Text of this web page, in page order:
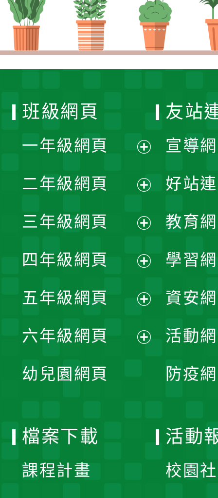
班級網頁
一年級網頁
開
選
單
二年級網頁
開
選
單
三年級網頁
開
選
單
四年級網頁
開
選
五年級網頁
開
六年級網頁
幼兒園網頁
友站
宣導
好站
教育
學習
資安
活動
防疫
檔案下載
課程計畫
活動
校園